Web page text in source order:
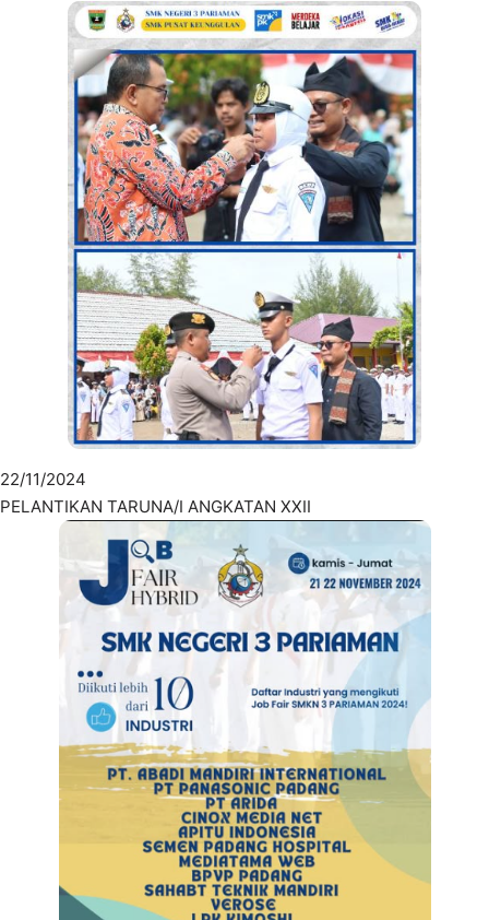
22/11/2024
PELANTIKAN TARUNA/I ANGKATAN XXII